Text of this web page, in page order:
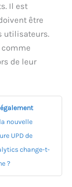
Il est
être
utilisateurs.
de leur
nouvelle
UPD de
change-t-
?